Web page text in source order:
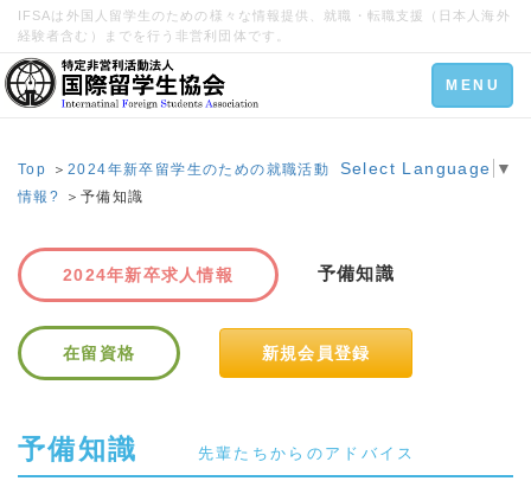
IFSAは外国人留学生のための様々な情報提供、就職・転職支援（日本人海外
経験者含む）までを行う非営利団体です。
Toggle
navigation
MENU
Select Language ▼
Top ＞2024年新卒留学生のための就職活動
情報? ＞予備知識
2024年新卒求人情報 予備知識
在留資格 新規会員登録
予備知識 先輩たちからのアドバイス